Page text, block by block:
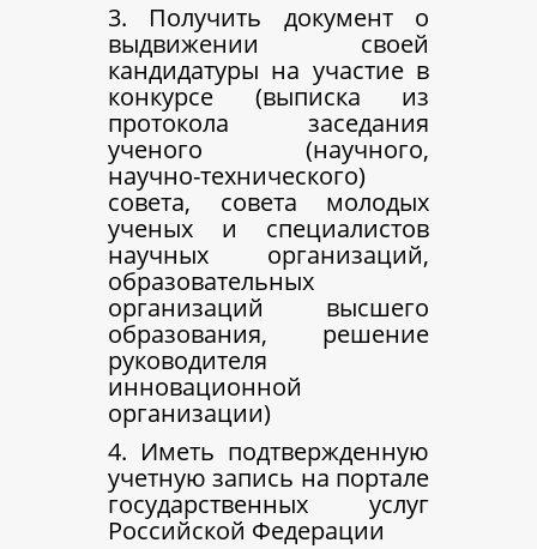
3. Получить документ о
выдвижении своей
кандидатуры на участие в
конкурсе (выписка из
протокола заседания
ученого (научного,
научно-технического)
совета, совета молодых
ученых и специалистов
научных организаций,
образовательных
организаций высшего
образования, решение
руководителя
инновационной
организации)
4. Иметь подтвержденную
учетную запись на портале
государственных услуг
Российской Федерации